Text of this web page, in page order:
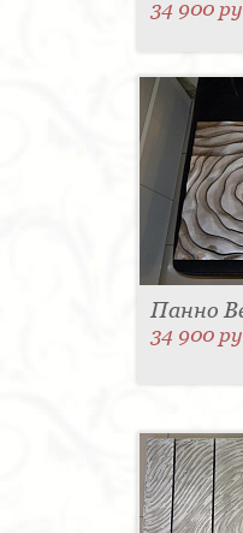
34 900
Панно
34 900